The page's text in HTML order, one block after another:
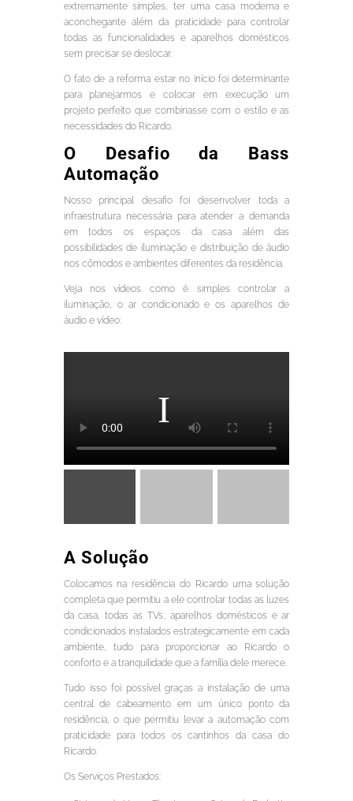
extremamente simples, ter uma casa moderna e
aconchegante além da praticidade para controlar
todas as funcionalidades e aparelhos domésticos
sem precisar se deslocar.
O fato de a reforma estar no início foi determinante
para planejarmos e colocar em execução um
projeto perfeito que combinasse com o estilo e as
necessidades do Ricardo.
O Desafio da Bass
Automação
Nosso principal desafio foi desenvolver toda a
infraestrutura necessária para atender a demanda
em todos os espaços da casa além das
possibilidades de iluminação e distribuição de áudio
nos cômodos e ambientes diferentes da residência.
Veja nos vídeos como é simples controlar a
iluminação, o ar condicionado e os aparelhos de
áudio e vídeo:
A Solução
Colocamos na residência do Ricardo uma solução
completa que permitiu a ele controlar todas as luzes
da casa, todas as TVs, aparelhos domésticos e ar
condicionados instalados estrategicamente em cada
ambiente, tudo para proporcionar ao Ricardo o
conforto e a tranquilidade que a família dele merece.
Tudo isso foi possível graças a instalação de uma
central de cabeamento em um único ponto da
residência, o que permitiu levar a automação com
praticidade para todos os cantinhos da casa do
Ricardo.
Os Serviços Prestados: